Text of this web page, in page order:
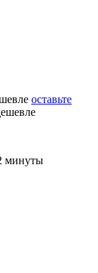
оставьте
минуты